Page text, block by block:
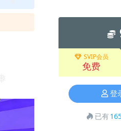
SVIP会员
免费
登
已有